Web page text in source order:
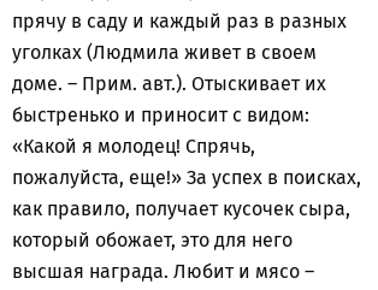
прячу в саду и каждый раз в разных
уголках (Людмила живет в своем
доме. – Прим. авт.). Отыскивает их
быстренько и приносит с видом:
«Какой я молодец! Спрячь,
пожалуйста, еще!» За успех в поисках,
как правило, получает кусочек сыра,
который обожает, это для него
высшая награда. Любит и мясо –